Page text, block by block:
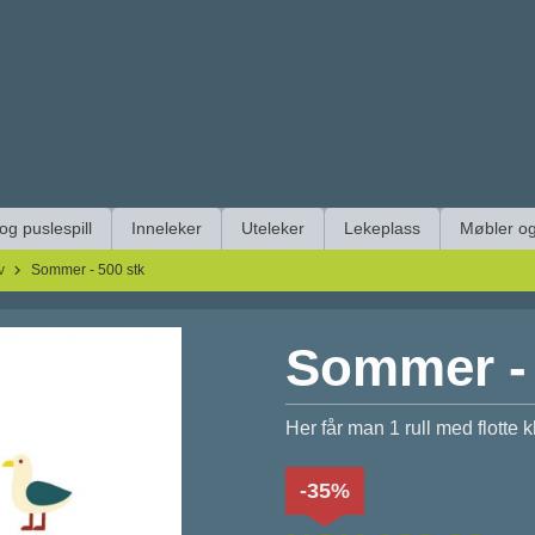
puslespill Inneleker Uteleker Lekeplass Møbler
Sommer - 500 stk
Sommer
Her får man 1 rull med flotte
-35%